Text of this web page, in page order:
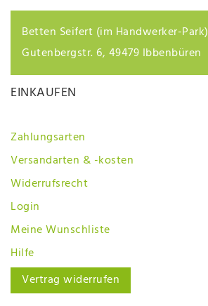
Betten Seifert (im Handwerker-Park)
Gutenbergstr. 6, 49479 Ibbenbüren
EINKAUFEN
Zahlungsarten
Versandarten & -kosten
Widerrufsrecht
Login
Meine Wunschliste
Hilfe
Vertrag widerrufen